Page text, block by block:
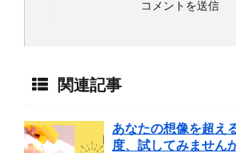
関連記事
あなたの想像を超
度、試してみません